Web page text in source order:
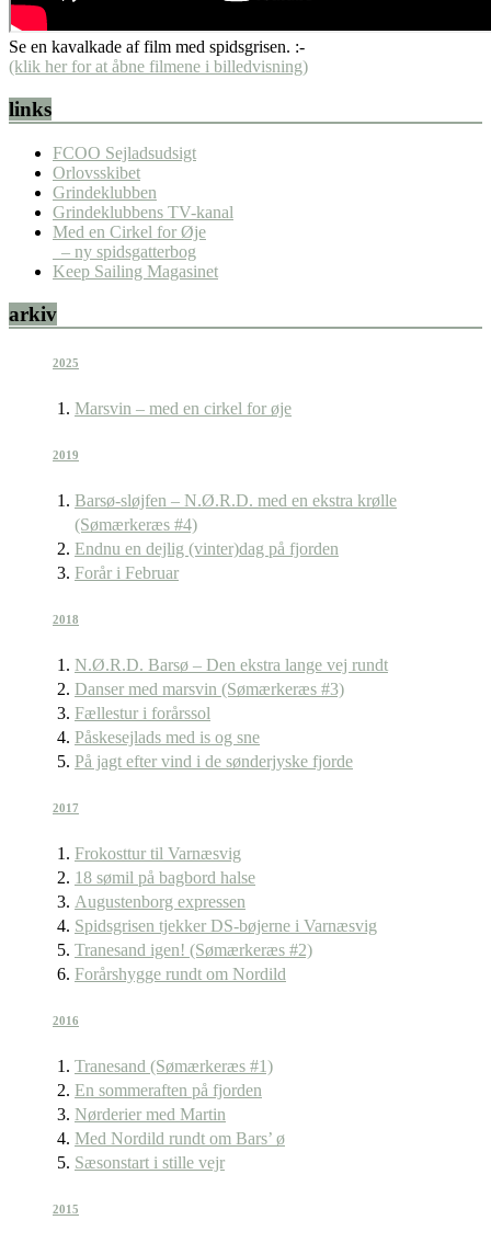
Se en kavalkade af film med spidsgrisen. :-
(klik her for at åbne filmene i billedvisning)
links
FCOO Sejladsudsigt
Orlovsskibet
Grindeklubben
Grindeklubbens TV-kanal
Med en Cirkel for Øje
– ny spidsgatterbog
Keep Sailing Magasinet
arkiv
2025
Marsvin – med en cirkel for øje
2019
Barsø-sløjfen – N.Ø.R.D. med en ekstra krølle
(Sømærkeræs #4)
Endnu en dejlig (vinter)dag på fjorden
Forår i Februar
2018
N.Ø.R.D. Barsø – Den ekstra lange vej rundt
Danser med marsvin (Sømærkeræs #3)
Fællestur i forårssol
Påskesejlads med is og sne
På jagt efter vind i de sønderjyske fjorde
2017
Frokosttur til Varnæsvig
18 sømil på bagbord halse
Augustenborg expressen
Spidsgrisen tjekker DS-bøjerne i Varnæsvig
Tranesand igen! (Sømærkeræs #2)
Forårshygge rundt om Nordild
2016
Tranesand (Sømærkeræs #1)
En sommeraften på fjorden
Nørderier med Martin
Med Nordild rundt om Bars’ ø
Sæsonstart i stille vejr
2015